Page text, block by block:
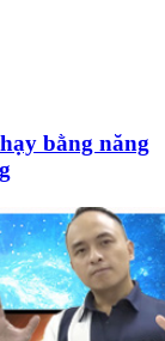
bằng năng